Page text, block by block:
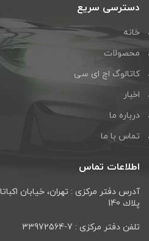
دسترسی سریع
خانه
محصولات
کاتالوگ اچ ای سی
اخبار
درباره ما
تماس با ما
اطلاعات تماس
آدرس دفتر مرکزی : تهران، خيابان
پلاك 140
تلفن دفتر مرکزی : 7-33972564